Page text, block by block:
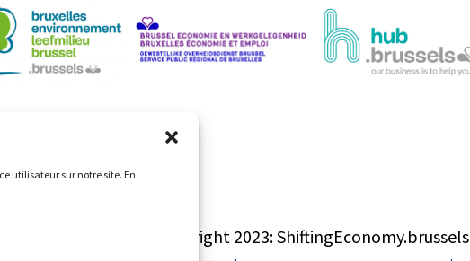
utilisateur sur notre site. En
© Copyright 2023: ShiftingEconomy.brussels